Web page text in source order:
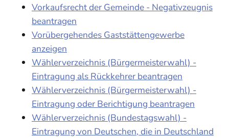
Vorkaufsrecht der Gemeinde - Negativzeugnis
beantragen
Vorübergehendes Gaststättengewerbe
anzeigen
Wählerverzeichnis (Bürgermeisterwahl) -
Eintragung als Rückkehrer beantragen
Wählerverzeichnis (Bürgermeisterwahl) -
Eintragung oder Berichtigung beantragen
Wählerverzeichnis (Bundestagswahl) -
Eintragung von Deutschen, die in Deutschland